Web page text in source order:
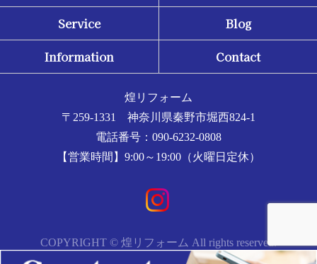
Service
Blog
Information
Contact
煌リフォーム
〒259-1331 神奈川県秦野市堀西824-1
電話番号：090-6232-0808
【営業時間】9:00～19:00（火曜日定休）
COPYRIGHT © 煌リフォーム All rights reserved.